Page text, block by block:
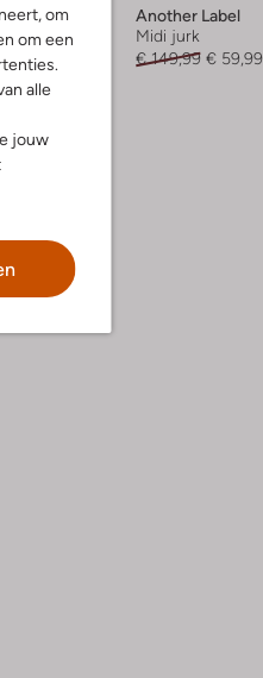
om
om een
alle
jouw
Another Label
Midi jurk
€ 149,99 € 59,99